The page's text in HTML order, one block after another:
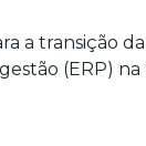
a transição
(ERP)